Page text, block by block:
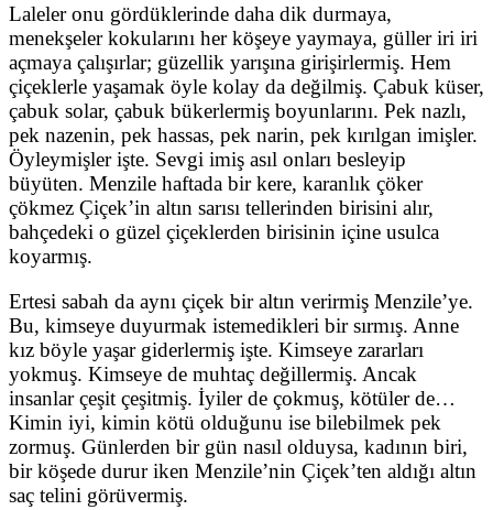
Laleler onu gördüklerinde daha dik durmaya,
menekşeler kokularını her köşeye yaymaya, güller iri iri
açmaya çalışırlar; güzellik yarışına girişirlermiş. Hem
çiçeklerle yaşamak öyle kolay da değilmiş. Çabuk küser,
çabuk solar, çabuk bükerlermiş boyunlarını. Pek nazlı,
pek nazenin, pek hassas, pek narin, pek kırılgan imişler.
Öyleymişler işte. Sevgi imiş asıl onları besleyip
büyüten. Menzile haftada bir kere, karanlık çöker
çökmez Çiçek’in altın sarısı tellerinden birisini alır,
bahçedeki o güzel çiçeklerden birisinin içine usulca
koyarmış.
Ertesi sabah da aynı çiçek bir altın verirmiş Menzile’ye.
Bu, kimseye duyurmak istemedikleri bir sırmış. Anne
kız böyle yaşar giderlermiş işte. Kimseye zararları
yokmuş. Kimseye de muhtaç değillermiş. Ancak
insanlar çeşit çeşitmiş. İyiler de çokmuş, kötüler de…
Kimin iyi, kimin kötü olduğunu ise bilebilmek pek
zormuş. Günlerden bir gün nasıl olduysa, kadının biri,
bir köşede durur iken Menzile’nin Çiçek’ten aldığı altın
saç telini görüvermiş.